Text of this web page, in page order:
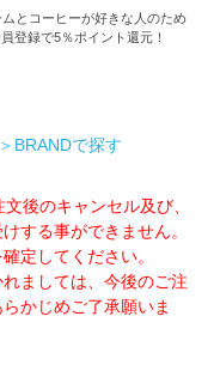
とコーヒーが好きな人のため
登録で5％ポイント還元！
＞BRANDで探す
後のキャンセル及び、
する事ができません。
定してください。
ましては、今後のご注
かじめご了承願いま